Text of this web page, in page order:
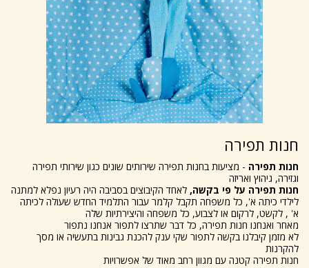
חנות תפירה
חנות תפירה - מציעות בחנות תפירה שירותים שונים כגון שירותי תפירה
וגזירה, גיהוץ ואריזה
חנות תפירה על פי בקשה, לאחד הקיבוצים בסביבה היה רעיון נפלא למתנה
לילדי כיתה א', כל משפחה תקבל קלמר עבור התלמיד החדש שעולה לכיתה
א' , לקשט, לרקום או לצבוע, כל משפחה והיצירתיות שלה
מאחר ואנחנו חנות תפירה, כל דבר שתרצו לתפור אנחנו נתפור
לא מזמן קיבלנו בקשה לתפור שקי ענק להכנת גבינות בתעשיה או מסך
להקרנות
חנות תפירה קטנה עם מגוון רחב מאוד של אפשרויות